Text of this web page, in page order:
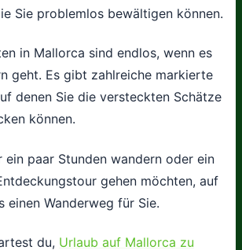
Sie problemlos bewältigen können.
in Mallorca sind endlos, wenn es
geht. Es gibt zahlreiche markierte
denen Sie die versteckten Schätze
können.
ein paar Stunden wandern oder ein
gehen möchten, auf
einen Wanderweg für Sie.
du, Urlaub auf Mallorca zu